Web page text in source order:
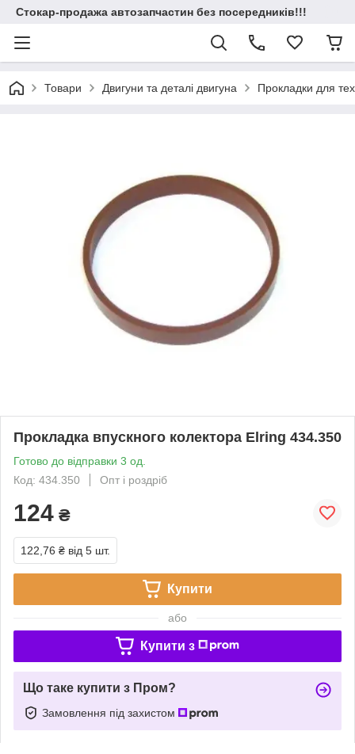
Стокар-продажа автозапчастин без посередників!!!
Товари Двигуни та деталі двигуна Прокладки для
Прокладка впускного колектора Elring 434.350
Готово до відправки 3 од.
Код: 434.350
Опт і роздріб
124 ₴
122,76 ₴ від 5 шт.
Купити
або
Купити з
Що таке купити з Пром?
Замовлення під захистом